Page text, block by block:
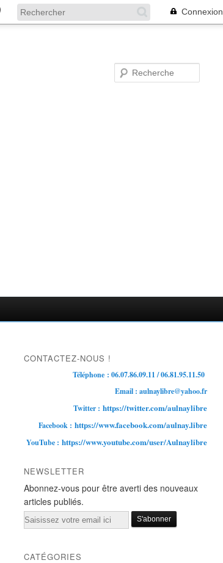
Connexion
CONTACTEZ-NOUS !
Téléphone : 06.07.86.09.11 / 06.81.95.11.50
Email : aulnaylibre@yahoo.fr
Twitter : https://twitter.com/aulnaylibre
Facebook : https://www.facebook.com/aulnay.libre
YouTube : https://www.youtube.com/user/Aulnaylibre
NEWSLETTER
Abonnez-vous pour être averti des nouveaux
articles publiés.
Email
CATÉGORIES